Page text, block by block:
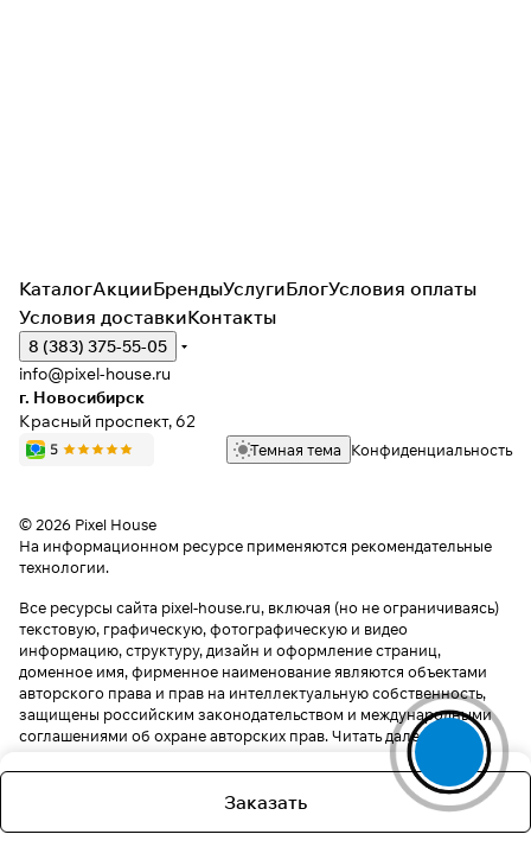
Заказать
КаталогАкцииБрендыУслугиБлогУсловия оплаты
Условия доставкиКонтакты
8 (383) 375-55-05
info@pixel-house.ru
г. Новосибирск
Красный проспект, 62
Темная тема Конфиденциальность
© 2026 Pixel House
На информационном ресурсе применяются рекомендательные
технологии.
Все ресурсы сайта pixel-house.ru, включая (но не ограничиваясь)
текстовую, графическую, фотографическую и видео
информацию, структуру, дизайн и оформление страниц,
доменное имя, фирменное наименование являются объектами
авторского права и прав на интеллектуальную собственность,
защищены российским законодательством и международными
соглашениями об охране авторских прав.Читать далее